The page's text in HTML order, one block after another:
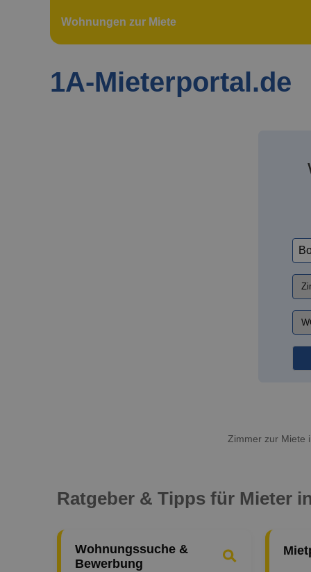
Wohnungen zur Miete
1A-Mieterportal.de
Zimmer zur Miete
Ratgeber & Tipps für Mieter
Wohnungssuche &
Bewerbung